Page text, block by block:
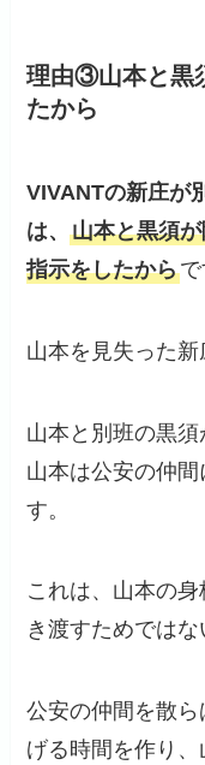
理由③山本と黒
たから
VIVANTの新庄が
は、山本と黒須
指示をしたからで
山本を見失った新
山本と別班の黒須
山本は公安の仲
す。
これは、山本の身
き渡すためではな
公安の仲間を散
げる時間を作り